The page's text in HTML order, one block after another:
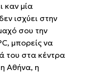
καν μία
ισχύει στην
σου την
μπορείς να
του στα κέντρα
Αθήνα, η